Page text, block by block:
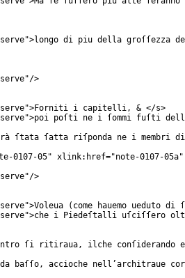
">longo di piu della groſſezza
"/>
">Forniti i capitelli, & </s>
">poi poſti ne i ſommi fuſti
ſtata ſatta riſponda ne i membri
0107-05" xlink:href="note-0107-05a"
"/>
">Voleua (come hauemo ueduto
">che i Piedeſtalli uſciſſero
ſi ritiraua, ilche
accioche nell’architraue